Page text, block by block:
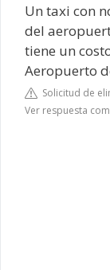
Un taxi con
del
tiene un
Aeropuerto
Solicitud de
Ver respuesta